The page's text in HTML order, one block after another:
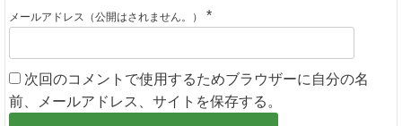
メールアドレス（公開はされません。） *
次回のコメントで使用するためブラウザーに自分の名
前、メールアドレス、サイトを保存する。